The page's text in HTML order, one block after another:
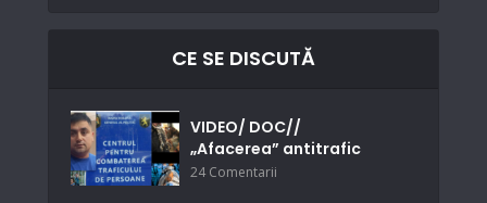
CE SE DISCUTĂ
VIDEO/ DOC//
„Afacerea” antitrafic
24 Comentarii